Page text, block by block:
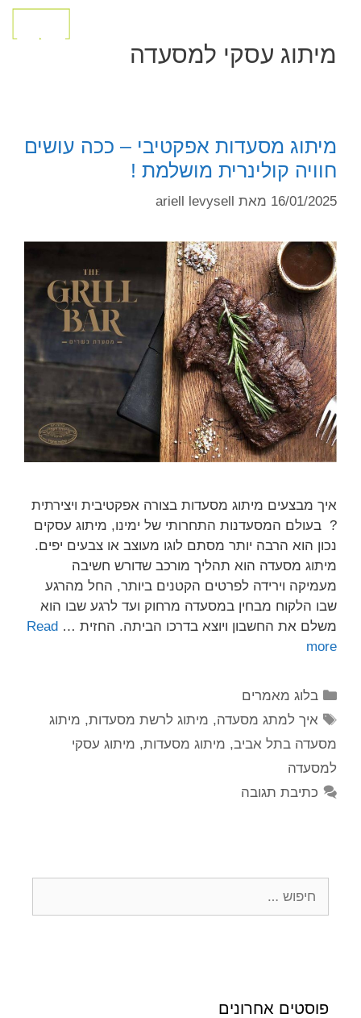
מיתוג עסקי למסעדה
מיתוג מסעדות אפקטיבי – ככה עושים
חוויה קולינרית מושלמת !
16/01/2025 מאת ariell levysell
איך מבצעים מיתוג מסעדות בצורה אפקטיבית ויצירתית
? בעולם המסעדנות התחרותי של ימינו, מיתוג עסקים
נכון הוא הרבה יותר מסתם לוגו מעוצב או צבעים יפים.
מיתוג מסעדה הוא תהליך מורכב שדורש חשיבה
מעמיקה וירידה לפרטים הקטנים ביותר, החל מהרגע
שבו הלקוח מבחין במסעדה מרחוק ועד לרגע שבו הוא
משלם את החשבון ויוצא בדרכו הביתה. החזית … Read
more
בלוג מאמרים
איך למתג מסעדה, מיתוג לרשת מסעדות, מיתוג
מסעדה בתל אביב, מיתוג מסעדות, מיתוג עסקי
למסעדה
כתיבת תגובה
פוסטים אחרונים